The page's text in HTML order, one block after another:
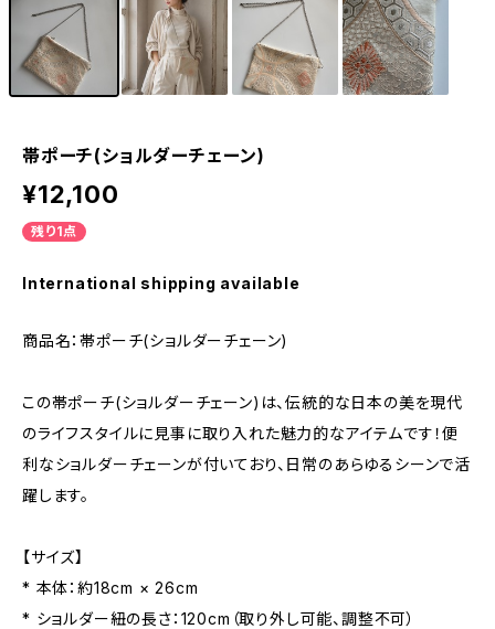
帯ポーチ(ショルダーチェーン)
¥12,100
残り1点
International shipping available
商品名：帯ポーチ(ショルダーチェーン)
この帯ポーチ(ショルダーチェーン)は、伝統的な日本の美を現代
のライフスタイルに見事に取り入れた魅力的なアイテムです！便
利なショルダーチェーンが付いており、日常のあらゆるシーンで活
躍します。
【サイズ】
* 本体：約18cm × 26cm
* ショルダー紐の長さ：120cm（取り外し可能、調整不可）